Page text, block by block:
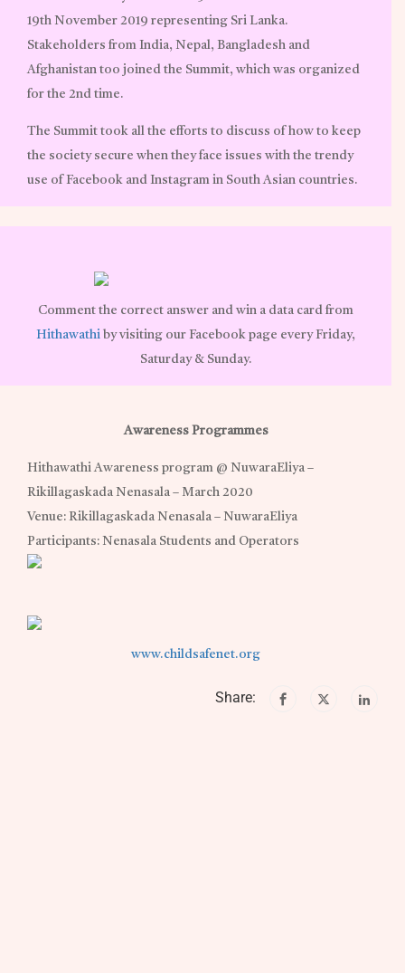
19th November 2019 representing Sri Lanka.
Stakeholders from India, Nepal, Bangladesh and
Afghanistan too joined the Summit, which was organized
for the 2nd time.
The Summit took all the efforts to discuss of how to keep
the society secure when they face issues with the trendy
use of Facebook and Instagram in South Asian countries.
Comment the correct answer and win a data card from
Hithawathi by visiting our Facebook page every Friday,
Saturday & Sunday.
Awareness Programmes
Hithawathi Awareness program @ NuwaraEliya –
Rikillagaskada Nenasala – March 2020
Venue: Rikillagaskada Nenasala – NuwaraEliya
Participants: Nenasala Students and Operators
www.childsafenet.org
Share: